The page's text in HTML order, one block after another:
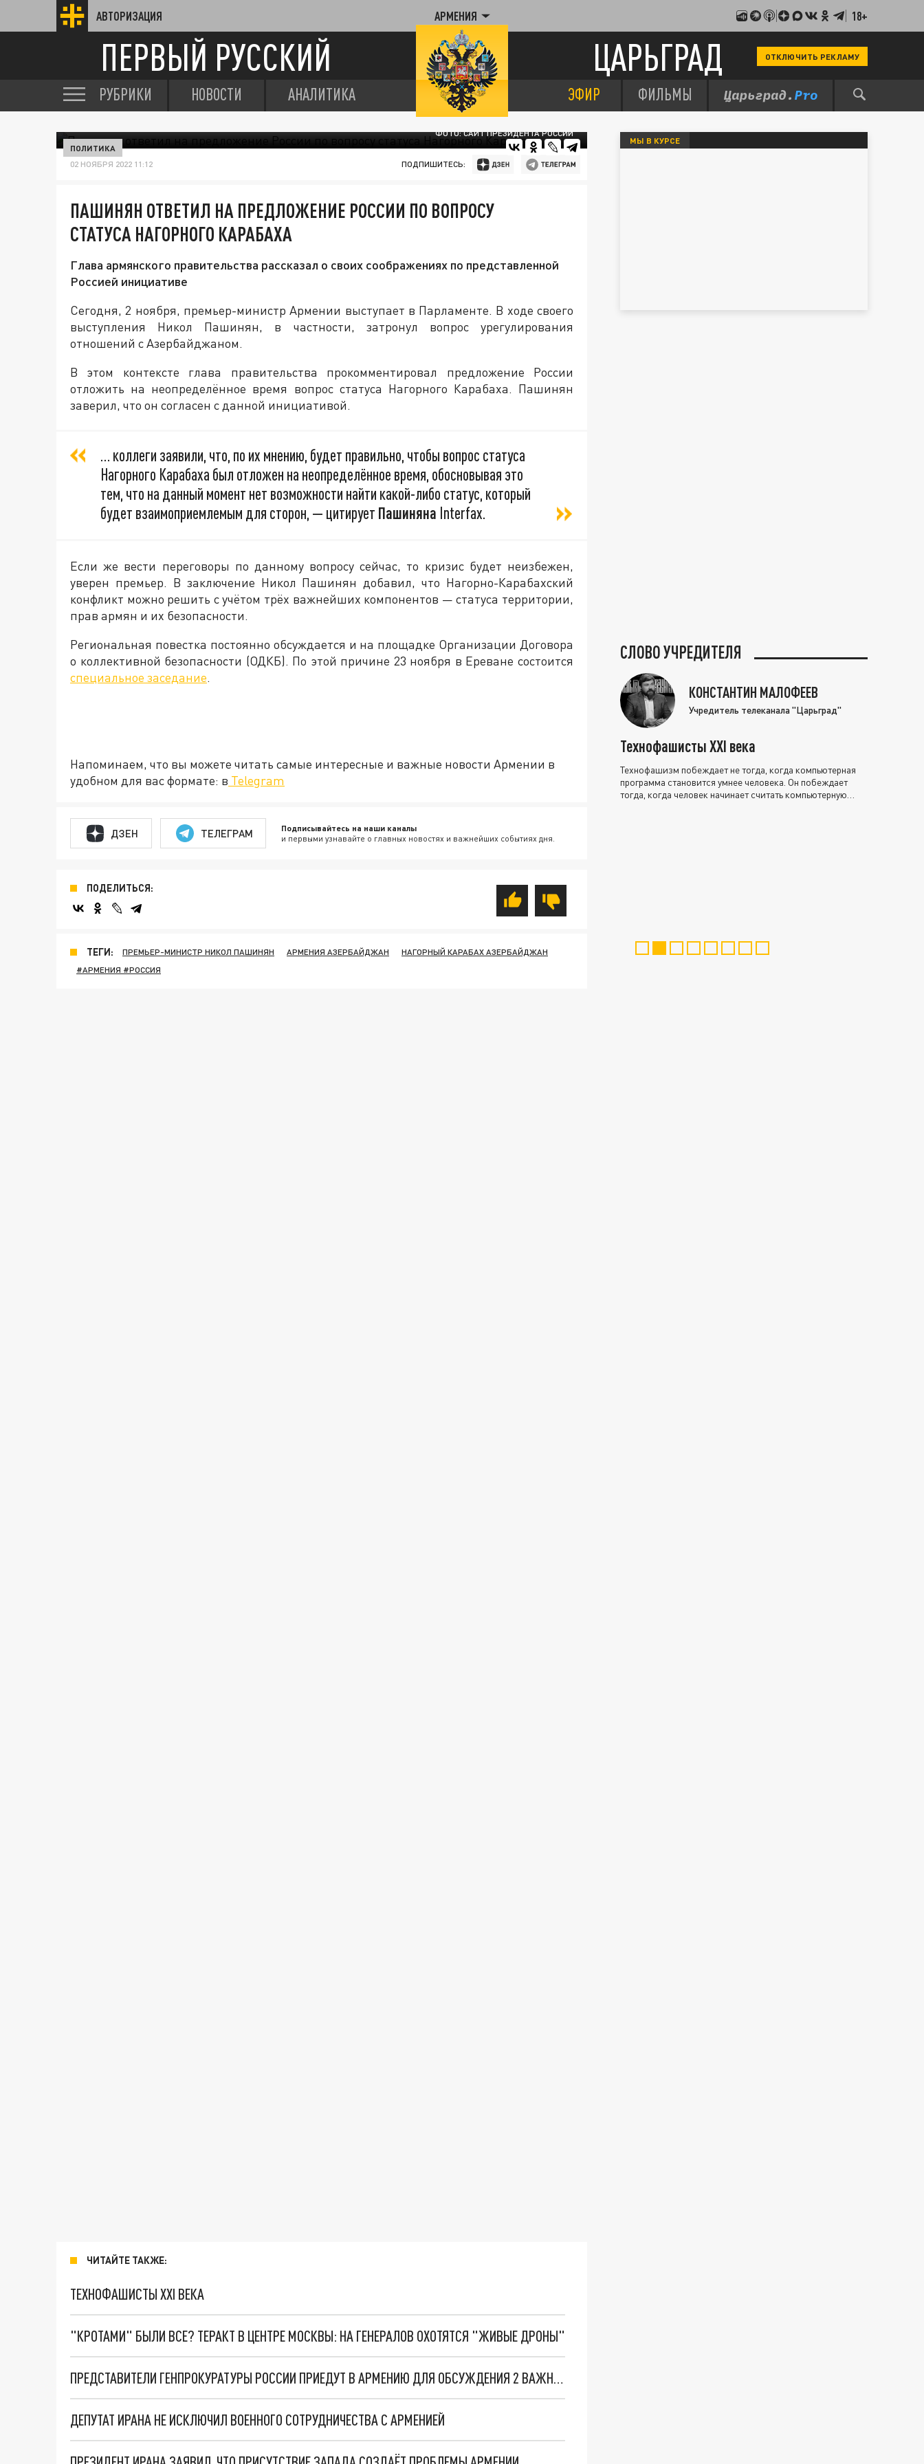
АВТОРИЗАЦИЯ АРМЕНИЯ 18+
ПЕРВЫЙ РУССКИЙ ЦАРЬГРАД ОТКЛЮЧИТЬ РЕКЛАМУ
РУБРИКИ НОВОСТИ АНАЛИТИКА ЭФИР ФИЛЬМЫ
ФОТО: САЙТ ПРЕЗИДЕНТА РОССИИ
ПОЛИТИКА
02 НОЯБРЯ 2022 11:12 ПОДПИШИТЕСЬ:
ПАШИНЯН ОТВЕТИЛ НА ПРЕДЛОЖЕНИЕ РОССИИ ПО ВОПРОСУ
СТАТУСА НАГОРНОГО КАРАБАХА
Глава армянского правительства рассказал о своих соображениях по представленной
Россией инициативе
Сегодня, 2 ноября, премьер-министр Армении выступает в Парламенте. В ходе своего
выступления Никол Пашинян, в частности, затронул вопрос урегулирования
отношений с Азербайджаном.
В этом контексте глава правительства прокомментировал предложение России
отложить на неопределённое время вопрос статуса Нагорного Карабаха. Пашинян
заверил, что он согласен с данной инициативой.
… коллеги заявили, что, по их мнению, будет правильно, чтобы вопрос статуса
Нагорного Карабаха был отложен на неопределённое время, обосновывая это
тем, что на данный момент нет возможности найти какой-либо статус, который
будет взаимоприемлемым для сторон, — цитирует Пашиняна Interfax.
Если же вести переговоры по данному вопросу сейчас, то кризис будет неизбежен,
уверен премьер. В заключение Никол Пашинян добавил, что Нагорно-Карабахский
конфликт можно решить с учётом трёх важнейших компонентов — статуса территории,
прав армян и их безопасности.
Региональная повестка постоянно обсуждается и на площадке Организации Договора
о коллективной безопасности (ОДКБ). По этой причине 23 ноября в Ереване состоится
специальное заседание.
Напоминаем, что вы можете читать самые интересные и важные новости Армении в
удобном для вас формате: в Telegram
ДЗЕН ТЕЛЕГРАМ Подписывайтесь на наши каналы
и первыми узнавайте о главных новостях и важнейших событиях дня.
ПОДЕЛИТЬСЯ:
ТЕГИ: ПРЕМЬЕР-МИНИСТР НИКОЛ ПАШИНЯН АРМЕНИЯ АЗЕРБАЙДЖАН
НАГОРНЫЙ КАРАБАХ АЗЕРБАЙДЖАН
#АРМЕНИЯ #РОССИЯ
ЧИТАЙТЕ ТАКЖЕ:
ТЕХНОФАШИСТЫ XXI ВЕКА
"КРОТАМИ" БЫЛИ ВСЕ? ТЕРАКТ В ЦЕНТРЕ МОСКВЫ: НА ГЕНЕРАЛОВ ОХОТЯТСЯ "ЖИВЫЕ ДРОНЫ"
ПРЕДСТАВИТЕЛИ ГЕНПРОКУРАТУРЫ РОССИИ ПРИЕДУТ В АРМЕНИЮ ДЛЯ ОБСУЖДЕНИЯ 2 ВАЖНЫХ ВОПРОСОВ
ДЕПУТАТ ИРАНА НЕ ИСКЛЮЧИЛ ВОЕННОГО СОТРУДНИЧЕСТВА С АРМЕНИЕЙ
МЫ В КУРСЕ
СЛОВО УЧРЕДИТЕЛЯ
КОНСТАНТИН МАЛОФЕЕВ
Учредитель телеканала "Царьград"
Технофашисты XXI века
Технофашизм побеждает не тогда, когда компьютерная
программа становится умнее человека. Он побеждает
тогда, когда человек начинает считать компьютерную